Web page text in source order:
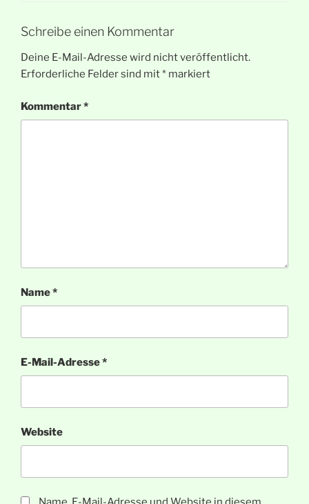
Schreibe einen Kommentar
Deine E-Mail-Adresse wird nicht veröffentlicht.
Erforderliche Felder sind mit* markiert
Kommentar*
Name*
E-Mail-Adresse*
Website